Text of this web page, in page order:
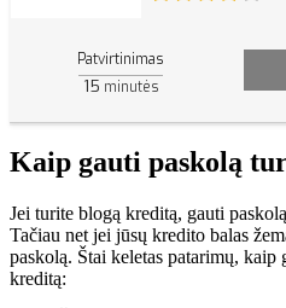
Patvirtinimas
15 minutės
Kaip gauti paskolą
Jei turite blogą kreditą, gauti
Tačiau net jei jūsų kredito balas
paskolą. Štai keletas patarimų, kaip
kreditą: